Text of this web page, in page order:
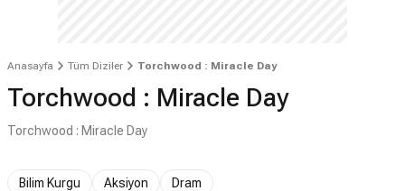
Anasayfa Tüm Diziler Torchwood : Miracle Day
Torchwood : Miracle Day
Torchwood : Miracle Day
Bilim Kurgu Aksiyon Dram